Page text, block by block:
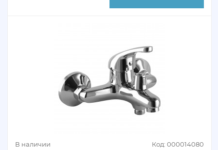
В наличии Код: 000014080